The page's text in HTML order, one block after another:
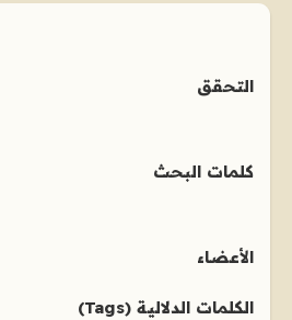
التحقق
كلمات البحث
الأعضاء
الكلمات الدلالية (Tags)